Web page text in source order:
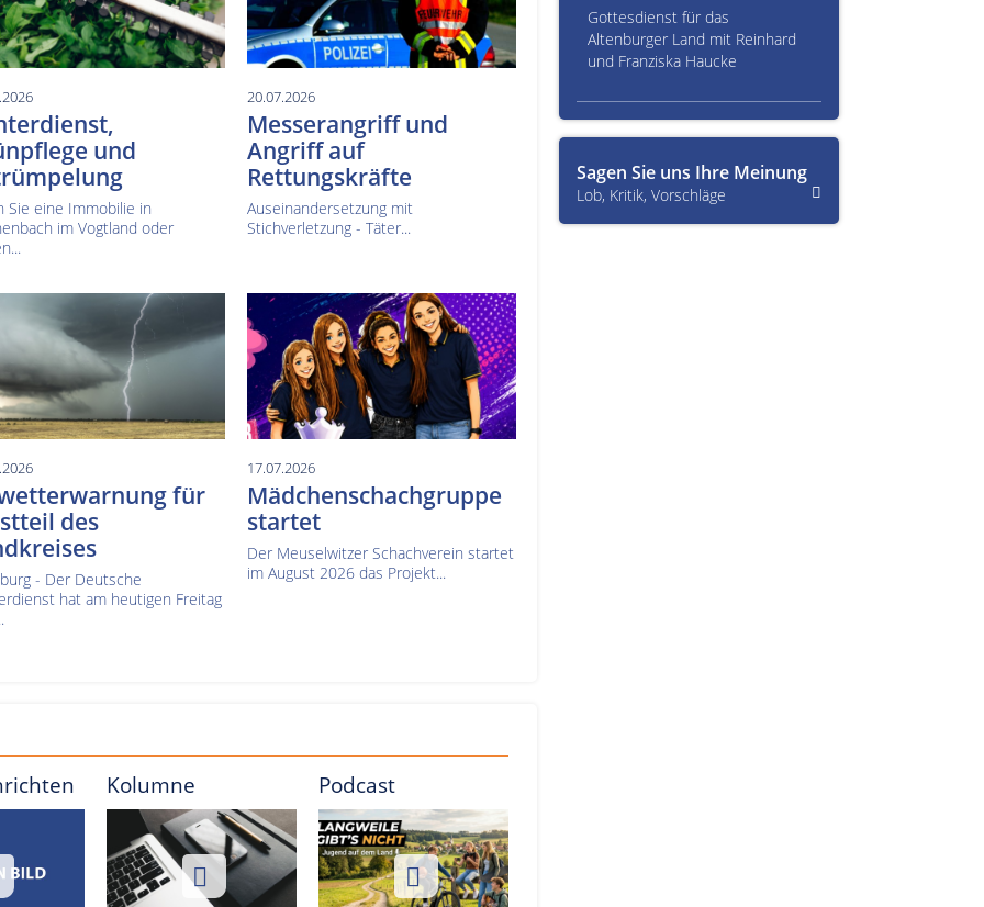
und
Sie eine Immobilie in
im Vogtland oder
20.07.2026
Messerangriff und
Angriff auf
Rettungskräfte
Auseinandersetzung mit
Stichverletzung - Täter...
für
des
- Der Deutsche
hat am heutigen Freitag
17.07.2026
Mädchenschachgruppe
startet
Der Meuselwitzer Schachverein startet
im August 2026 das Projekt...
Kolumne Podcast
Gottesdienst für das
Altenburger Land mit Reinhard
und Franziska Haucke
Sagen Sie uns Ihre Meinung
Lob, Kritik, Vorschläge